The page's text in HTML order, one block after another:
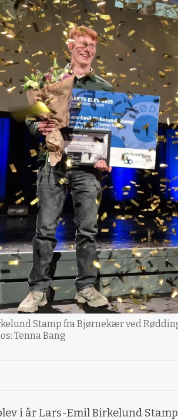
Stamp fra Bjørnekær ved
Tenna Bang
i år Lars-Emil Birkelund